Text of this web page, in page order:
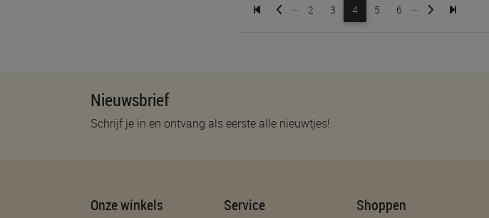
... 2 3 4 5 6 ...
Nieuwsbrief
Schrijf je in en ontvang als eerste alle nieuwtjes!
Onze winkels Service Shoppen